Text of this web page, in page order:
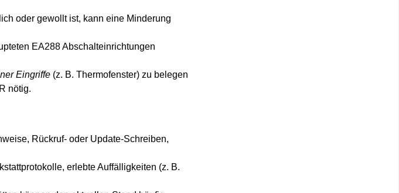
oder gewollt ist, kann eine Minderung
EA288 Abschalteinrichtungen
Eingriffe (z. B. Thermofenster) zu belegen
nötig.
Rückruf- oder Update-Schreiben,
erlebte Auffälligkeiten (z. B.